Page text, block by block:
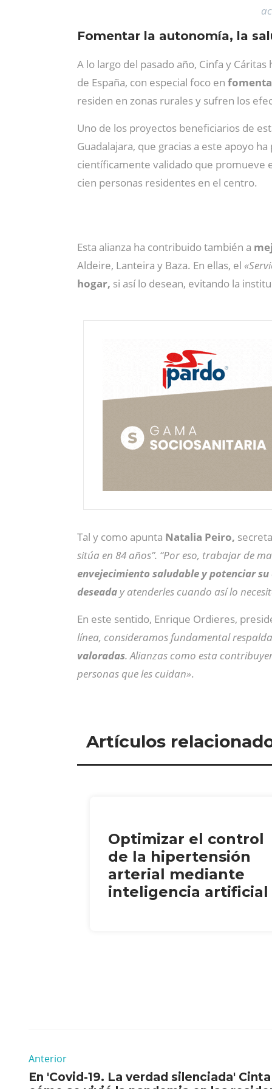
Fomentar la autonomía, la
A lo largo del pasado año, Cinfa y
de España, con especial foco en
residen en zonas rurales y sufren los
Uno de los proyectos beneficiarios de
Guadalajara, que gracias a este apoyo
científicamente validado que promueve
cien personas residentes en el centro.
Esta alianza ha contribuido también a
Aldeire, Lanteira y Baza. En ellas, el
hogar, si así lo desean, evitando la
Tal y como apunta Natalia Peiro,
sitúa en 84 años”. “Por eso, trabajar de
envejecimiento saludable y potenciar
deseada y atenderles cuando así lo
En este sentido, Enrique Ordieres,
línea, consideramos fundamental
valoradas. Alianzas como esta
personas que les cuidan».
Artículos
Optimizar el control
de la hipertensión
arterial mediante
inteligencia artificial
Anterior
En 'Covid-19. La verdad silenciada'